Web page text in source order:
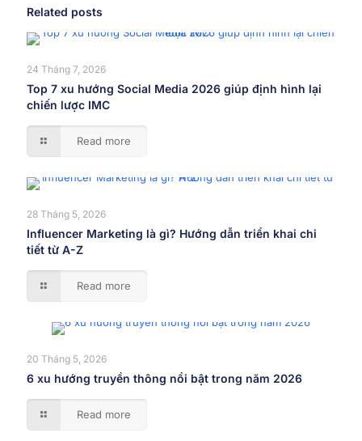
Related posts
24 Tháng 7, 2026
Top 7 xu hướng Social Media 2026 giúp định hình lại
chiến lược IMC
Read more
28 Tháng 5, 2026
Influencer Marketing là gì? Hướng dẫn triển khai chi
tiết từ A-Z
Read more
20 Tháng 5, 2026
6 xu hướng truyền thông nổi bật trong năm 2026
Read more